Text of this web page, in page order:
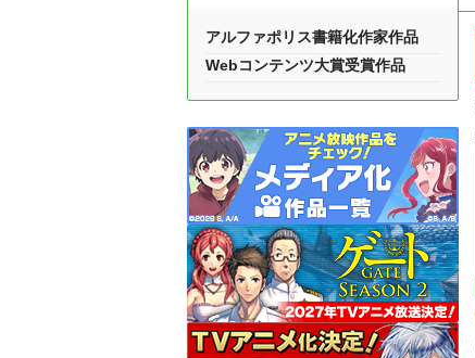
アルファポリス書籍化作家作品
Webコンテンツ大賞受賞作品